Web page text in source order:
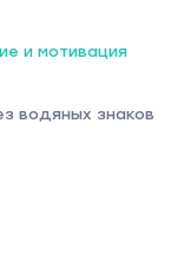
и мотивация
водяных знаков